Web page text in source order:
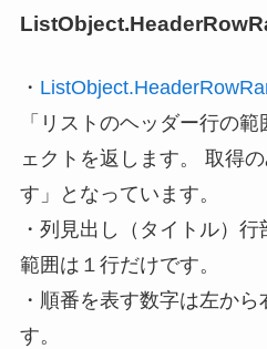
・
「リストのヘッダー行の範
ェクトを返します。 取得
す」となっています。
・列見出し（タイトル）行
範囲は１行だけです。
・順番を表す数字は左か
す。